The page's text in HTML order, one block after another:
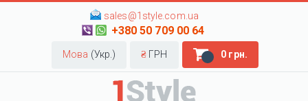
sales@1style.com.ua
+380 50 709 00 64
Мова (Укр.) ₴ ГРН 0 грн.